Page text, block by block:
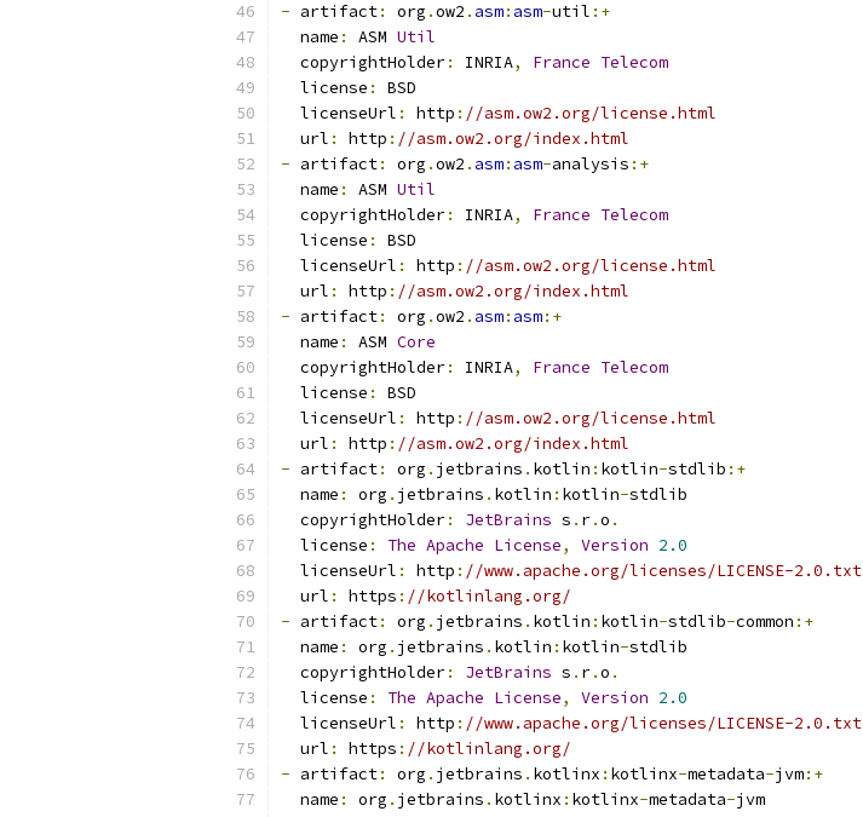
- artifact: org .ow2 . asm: asm-util :+
  name
: ASM Util
  copyrightHolder
: INRIA, France Telecom
  license
:
BSD
  licenseUrl
: http : //asm.ow2.org/license.html
  url
: http : //asm.ow2.org/index.html
- artifact: org .ow2 . asm: asm-analysis :+
  name
: ASM Util
  copyrightHolder
: INRIA, France Telecom
  license
:
BSD
  licenseUrl
: http : //asm.ow2.org/license.html
  url
: http : //asm.ow2.org/index.html
- artifact: org .ow2 . asm: asm:+
  name
: ASM Core
  copyrightHolder
: INRIA, France Telecom
  license
:
BSD
  licenseUrl
: http : //asm.ow2.org/license.html
  url
: http : //asm.ow2.org/index.html
- artifact: org . jetbrains . kotlin : kotlin-stdlib :+
  name
: org . jetbrains . kotlin : kotlin-stdlib
  copyrightHolder
: JetBrains s . r.o .
  license
: The Apache License, Version 2.0
  licenseUrl
: http : //www.apache.org/licenses/LICENSE-2.0.txt
  url
: https : //kotlinlang.org/
- artifact: org . jetbrains . kotlin : kotlin-stdlib-common :+
  name
: org . jetbrains . kotlin : kotlin-stdlib
  copyrightHolder
: JetBrains s . r.o .
  license
: The Apache License, Version 2.0
  licenseUrl
: http : //www.apache.org/licenses/LICENSE-2.0.txt
  url
: https : //kotlinlang.org/
- artifact: org . jetbrains . kotlinx : kotlinx-metadata-jvm:+
  name
: org . jetbrains . kotlinx : kotlinx-metadata-jvm